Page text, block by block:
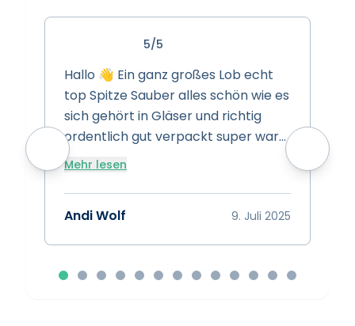
5/5
Hallo 👋 Ein ganz großes Lob echt
top Spitze Sauber alles schön wie es
sich gehört in Gläser und richtig
ordentlich gut verpackt super ware
super Preise super Leistung Spitze
Bewertung 15/10 👍👍👍
Mehr lesen
Andi Wolf 9. Juli 2025